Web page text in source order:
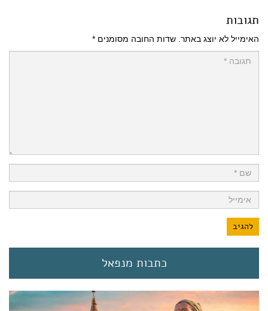
תגובות
האימייל לא יוצג באתר. שדות החובה מסומנים *
כתבות מנפאל